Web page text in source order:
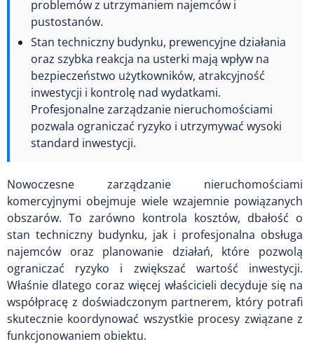
problemów z utrzymaniem najemców i
pustostanów.
Stan techniczny budynku, prewencyjne działania
oraz szybka reakcja na usterki mają wpływ na
bezpieczeństwo użytkowników, atrakcyjność
inwestycji i kontrolę nad wydatkami.
Profesjonalne zarządzanie nieruchomościami
pozwala ograniczać ryzyko i utrzymywać wysoki
standard inwestycji.
Nowoczesne zarządzanie nieruchomościami
komercyjnymi obejmuje wiele wzajemnie powiązanych
obszarów. To zarówno kontrola kosztów, dbałość o
stan techniczny budynku, jak i profesjonalna obsługa
najemców oraz planowanie działań, które pozwolą
ograniczać ryzyko i zwiększać wartość inwestycji.
Właśnie dlatego coraz więcej właścicieli decyduje się na
współpracę z doświadczonym partnerem, który potrafi
skutecznie koordynować wszystkie procesy związane z
funkcjonowaniem obiektu.